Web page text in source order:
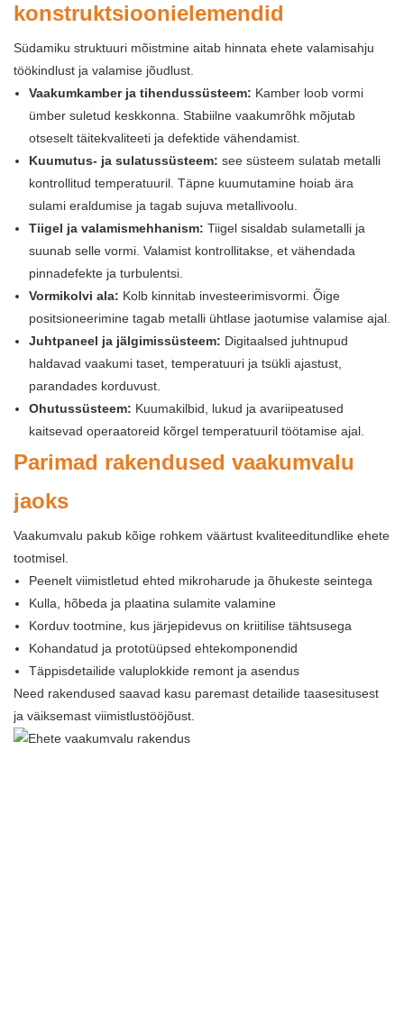
konstruktsioonielemendid
Südamiku struktuuri mõistmine aitab hinnata ehete valamisahju
töökindlust ja valamise jõudlust.
Vaakumkamber ja tihendussüsteem: Kamber loob vormi
ümber suletud keskkonna. Stabiilne vaakumrõhk mõjutab
otseselt täitekvaliteeti ja defektide vähendamist.
Kuumutus- ja sulatussüsteem: see süsteem sulatab metalli
kontrollitud temperatuuril. Täpne kuumutamine hoiab ära
sulami eraldumise ja tagab sujuva metallivoolu.
Tiigel ja valamismehhanism: Tiigel sisaldab sulametalli ja
suunab selle vormi. Valamist kontrollitakse, et vähendada
pinnadefekte ja turbulentsi.
Vormikolvi ala: Kolb kinnitab investeerimisvormi. Õige
positsioneerimine tagab metalli ühtlase jaotumise valamise ajal.
Juhtpaneel ja jälgimissüsteem: Digitaalsed juhtnupud
haldavad vaakumi taset, temperatuuri ja tsükli ajastust,
parandades korduvust.
Ohutussüsteem: Kuumakilbid, lukud ja avariipeatused
kaitsevad operaatoreid kõrgel temperatuuril töötamise ajal.
Parimad rakendused vaakumvalu
jaoks
Vaakumvalu pakub kõige rohkem väärtust kvaliteeditundlike ehete
tootmisel.
Peenelt viimistletud ehted mikroharude ja õhukeste seintega
Kulla, hõbeda ja plaatina sulamite valamine
Korduv tootmine, kus järjepidevus on kriitilise tähtsusega
Kohandatud ja prototüüpsed ehtekomponendid
Täppisdetailide valuplokkide remont ja asendus
Need rakendused saavad kasu paremast detailide taasesitusest
ja väiksemast viimistlustööjõust.